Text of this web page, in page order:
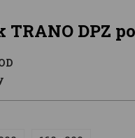
TRANO DPZ